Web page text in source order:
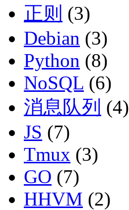
正则 (3)
Debian (3)
Python (8)
NoSQL (6)
消息队列 (4)
JS (7)
Tmux (3)
GO (7)
HHVM (2)